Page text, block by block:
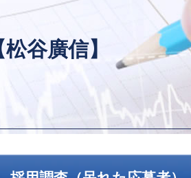
谷廣信】